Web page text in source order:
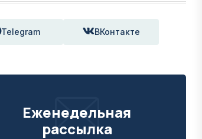
Telegram ВКонтакте
Еженедельная
рассылка